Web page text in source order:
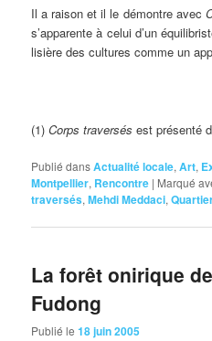
Il a raison et il le démontre avec
s’apparente à celui d’un
lisière des cultures comme un
(1)Corps traversés est présenté
Publié dansActualité locale,Art,
Montpellier, Rencontre | Marqué
traversés,Mehdi Meddaci,
La forêt onirique
Fudong
Publié le18 juin 2005